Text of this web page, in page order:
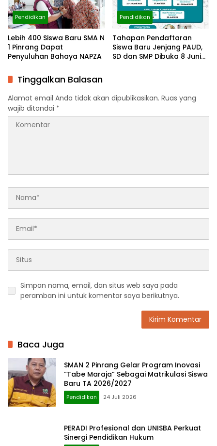
Pendidikan
Lebih 400 Siswa Baru SMA N
1 Pinrang Dapat
Penyuluhan Bahaya NAPZA
Pendidikan
Tahapan Pendaftaran
Siswa Baru Jenjang PAUD,
SD dan SMP Dibuka 8 Juni
Tinggalkan Balasan
Alamat email Anda tidak akan dipublikasikan. Ruas yang
wajib ditandai *
Simpan nama, email, dan situs web saya pada
peramban ini untuk komentar saya berikutnya.
Baca Juga
SMAN 2 Pinrang Gelar Program Inovasi
“Tabe Maraja” Sebagai Matrikulasi Siswa
Baru TA 2026/2027
Pendidikan 24 Juli 2026
PERADI Profesional dan UNISBA Perkuat
Sinergi Pendidikan Hukum